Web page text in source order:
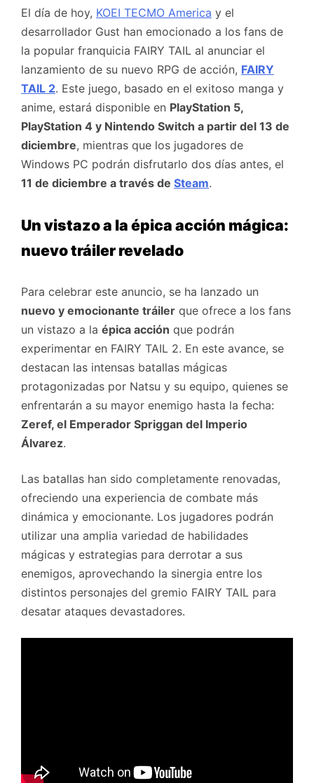
El día de hoy, KOEI TECMO America y el
desarrollador Gust han emocionado a los fans de
la popular franquicia FAIRY TAIL al anunciar el
lanzamiento de su nuevo RPG de acción, FAIRY
TAIL 2. Este juego, basado en el exitoso manga y
anime, estará disponible en PlayStation 5,
PlayStation 4 y Nintendo Switch a partir del 13 de
diciembre, mientras que los jugadores de
Windows PC podrán disfrutarlo dos días antes, el
11 de diciembre a través de Steam.
Un vistazo a la épica acción mágica:
nuevo tráiler revelado
Para celebrar este anuncio, se ha lanzado un
nuevo y emocionante tráiler que ofrece a los fans
un vistazo a la épica acción que podrán
experimentar en FAIRY TAIL 2. En este avance, se
destacan las intensas batallas mágicas
protagonizadas por Natsu y su equipo, quienes se
enfrentarán a su mayor enemigo hasta la fecha:
Zeref, el Emperador Spriggan del Imperio
Álvarez.
Las batallas han sido completamente renovadas,
ofreciendo una experiencia de combate más
dinámica y emocionante. Los jugadores podrán
utilizar una amplia variedad de habilidades
mágicas y estrategias para derrotar a sus
enemigos, aprovechando la sinergia entre los
distintos personajes del gremio FAIRY TAIL para
desatar ataques devastadores.